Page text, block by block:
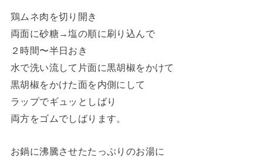
鶏ムネ肉を切り開き
両面に砂糖→塩の順に刷り込んで
２時間〜半日おき
水で洗い流して片面に黒胡椒をかけて
黒胡椒をかけた面を内側にして
ラップでギュッとしばり
両方をゴムでしばります。
お鍋に沸騰させたたっぷりのお湯に